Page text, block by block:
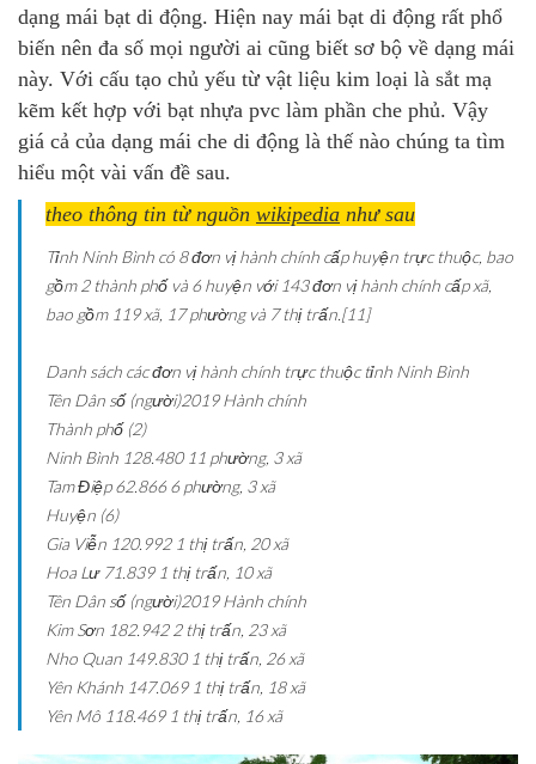
dạng mái bạt di động. Hiện nay mái bạt di động rất phổ
biến nên đa số mọi người ai cũng biết sơ bộ về dạng mái
này. Với cấu tạo chủ yếu từ vật liệu kim loại là sắt mạ
kẽm kết hợp với bạt nhựa pvc làm phần che phủ. Vậy
giá cả của dạng mái che di động là thế nào chúng ta tìm
hiểu một vài vấn đề sau.
theo thông tin từ nguồn wikipedia như sau
Tỉnh Ninh Bình có 8 đơn vị hành chính cấp huyện trực thuộc, bao
gồm 2 thành phố và 6 huyện với 143 đơn vị hành chính cấp xã,
bao gồm 119 xã, 17 phường và 7 thị trấn.[11]
Danh sách các đơn vị hành chính trực thuộc tỉnh Ninh Bình
Tên Dân số (người)2019 Hành chính
Thành phố (2)
Ninh Bình 128.480 11 phường, 3 xã
Tam Điệp 62.866 6 phường, 3 xã
Huyện (6)
Gia Viễn 120.992 1 thị trấn, 20 xã
Hoa Lư 71.839 1 thị trấn, 10 xã
Tên Dân số (người)2019 Hành chính
Kim Sơn 182.942 2 thị trấn, 23 xã
Nho Quan 149.830 1 thị trấn, 26 xã
Yên Khánh 147.069 1 thị trấn, 18 xã
Yên Mô 118.469 1 thị trấn, 16 xã